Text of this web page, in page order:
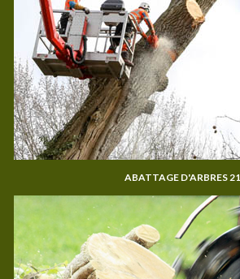
ABATTAGE D'ARBRES 21